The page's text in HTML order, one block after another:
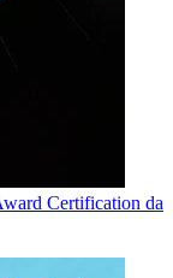
Certification da